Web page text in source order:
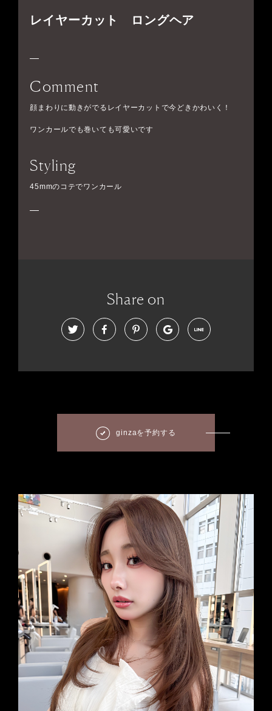
レイヤーカット ロングヘア
Comment
顔まわりに動きがでるレイヤーカットで今どきかわいく！
ワンカールでも巻いても可愛いです
Styling
45mmのコテでワンカール
Share on
ginzaを予約する